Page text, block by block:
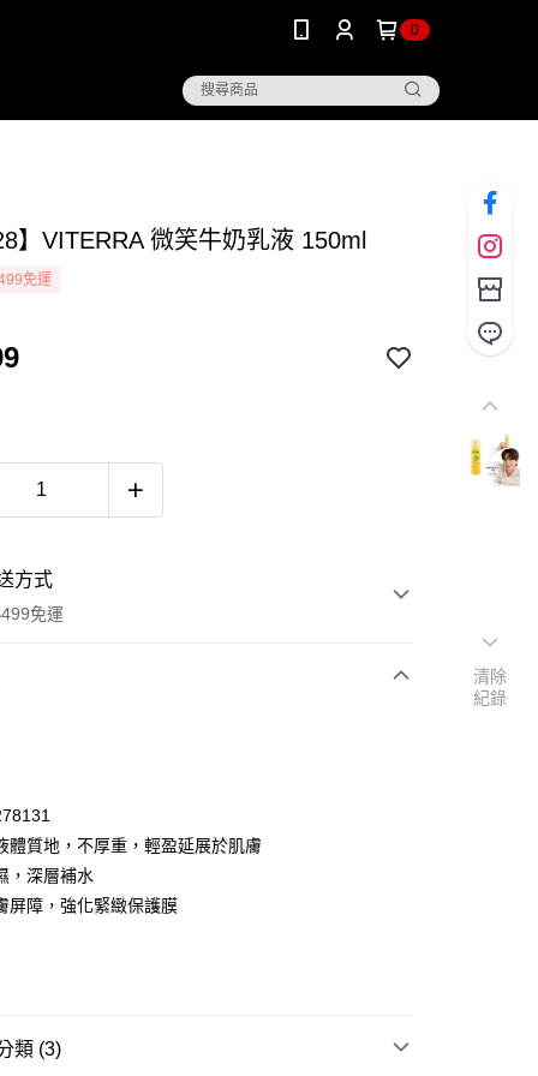
0
】VITERRA 微笑牛奶乳液 150ml
免運
方式
免運
款
體質地，不厚重，輕盈延展於肌膚
，深層補水
屏障，強化緊緻保護膜
類 (3)
清除
紀錄